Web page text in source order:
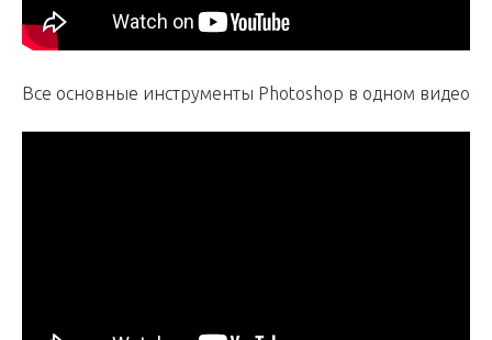
Все основные инструменты Photoshop в одном видео